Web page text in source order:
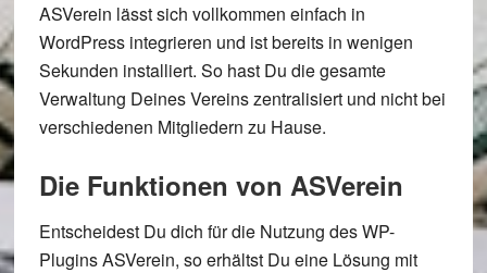
ASVerein lässt sich vollkommen einfach in
WordPress integrieren und ist bereits in wenigen
Sekunden installiert. So hast Du die gesamte
Verwaltung Deines Vereins zentralisiert und nicht bei
verschiedenen Mitgliedern zu Hause.
Die Funktionen von ASVerein
Entscheidest Du dich für die Nutzung des WP-
Plugins ASVerein, so erhältst Du eine Lösung mit